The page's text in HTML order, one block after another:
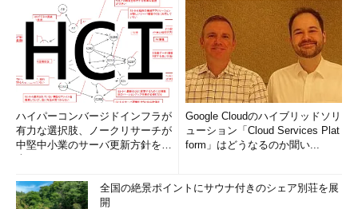
ハイパーコンバージドインフラが
有力な選択肢、ノークリサーチが
中堅中小業のサーバ更新方針を調
Google Cloudのハイブリッドソリ
ューション「Cloud Services Plat
form」はどうなるのか聞い...
全国の絶景ポイントにサウナ付きのシェア別荘を展
開